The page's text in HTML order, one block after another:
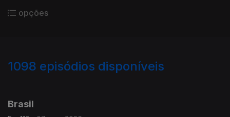
opções
1098 episódios disponíveis
Brasil